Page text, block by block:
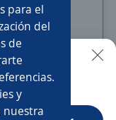
para el
del
de
y
nuestra
app